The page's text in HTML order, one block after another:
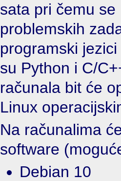
sata pri čemu se
problemskih
programski
su Python i C/
računala bit će
Linux
Na računalima
software
Debian 10